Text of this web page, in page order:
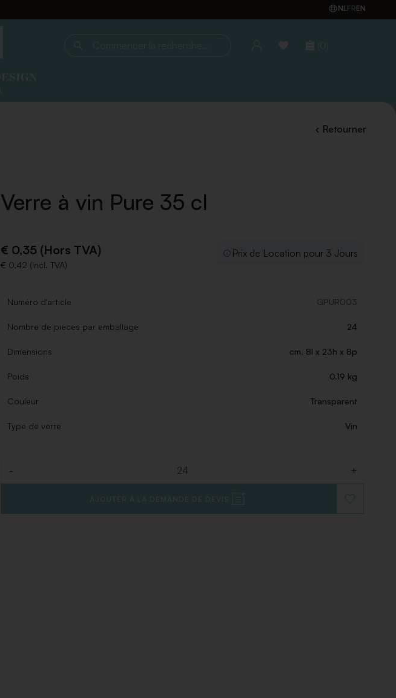
NLFREN
Commencer la recherche... (0)
Retourner
Verre à vin Pure 35 cl
€ 0,35 (Hors TVA)
€ 0,42 (Incl. TVA)
Prix de Location pour 3 Jours
Numéro d'article GPUR003
Nombre de pièces par emballage 24
Dimensions cm. 8l x 23h x 8p
Poids 0.19 kg
Couleur Transparent
Type de verre Vin
- +
AJOUTER À LA DEMANDE DE DEVIS
À